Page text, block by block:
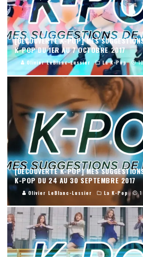
[DÉCOUVERTE K-POP] MES
K-POP DU 1ER AU 7 OCTOBRE 2017
Olivier LeBlanc-Lussier La K-Pop
[DÉCOUVERTE K-POP] MES
K-POP DU 24 AU 30 SEPTEMBRE 2017
Olivier LeBlanc-Lussier La K-Pop